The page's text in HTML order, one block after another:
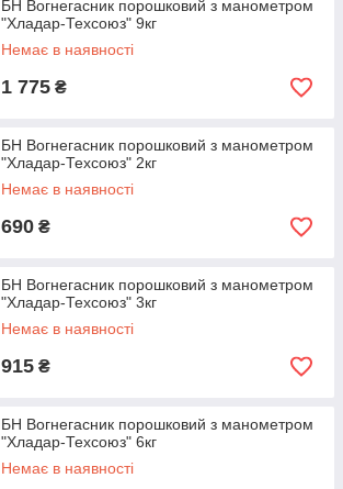
БН Вогнегасник порошковий з манометром
"Хладар-Техсоюз" 9кг
Немає в наявності
1 775 ₴
БН Вогнегасник порошковий з манометром
"Хладар-Техсоюз" 2кг
Немає в наявності
690 ₴
БН Вогнегасник порошковий з манометром
"Хладар-Техсоюз" 3кг
Немає в наявності
915 ₴
БН Вогнегасник порошковий з манометром
"Хладар-Техсоюз" 6кг
Немає в наявності